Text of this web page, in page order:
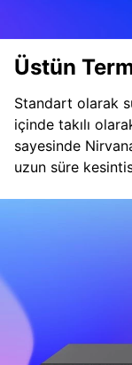
Üstün
Standart olarak
içinde takılı
sayesinde
uzun süre